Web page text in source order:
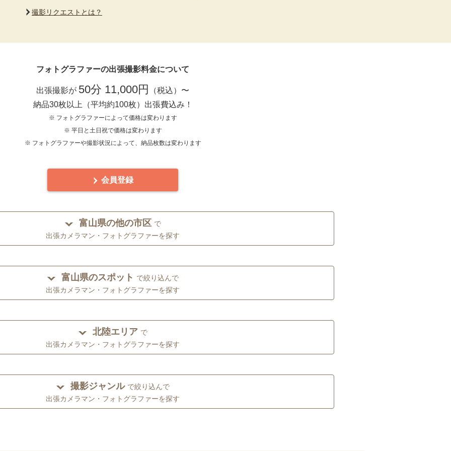
撮影リクエストとは？
フォトグラファーの出張撮影料金について
出張撮影が 50分 11,000円
（税込）〜
納品30枚以上（平均約100枚）出張費込み！
※ フォトグラファーによって価格は変わります
※ 平日と土日祝で価格は変わります
※ フォトグラファーや撮影状況によって、納品枚数は変わります
会員登録
富山県の他の市区 で
出張カメラマン・フォトグラファーを探す
富山県のスポット で絞り込んで
出張カメラマン・フォトグラファーを探す
北陸エリア で
出張カメラマン・フォトグラファーを探す
撮影ジャンル で絞り込んで
出張カメラマン・フォトグラファーを探す